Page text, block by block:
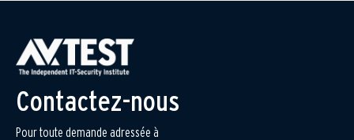
Contactez-nous
Pour toute demande adressée à